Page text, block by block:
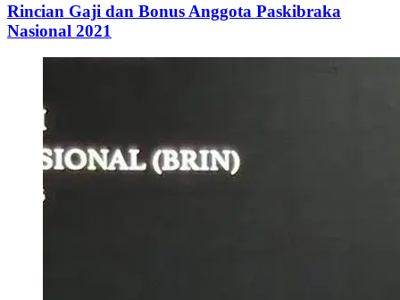
Rincian Gaji dan Bonus Anggota Paskibraka
Nasional 2021